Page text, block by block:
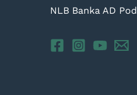
NLB Banka AD